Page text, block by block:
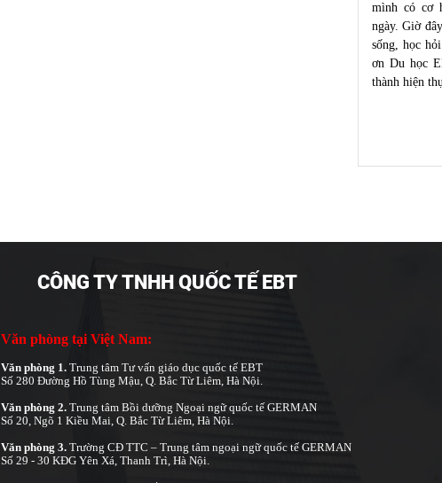
mình có cơ
ngày. Giờ
sống, học
ơn Du học
thành hiện
CÔNG TY TNHH QUỐC TẾ EBT
Văn phòng tại Việt Nam:
Văn phòng 1.Trung tâm Tư vấn giáo dục quốc tế EBT
Số 280 Đường Hồ Tùng Mậu, Q. Bắc Từ Liêm, Hà Nội.
Văn phòng 2.Trung tâm Bồi dưỡng Ngoại ngữ quốc tế GERMAN
Số 20, Ngõ 1 Kiều Mai, Q. Bắc Từ Liêm, Hà Nội.
Văn phòng 3.Trường CĐ TTC – Trung tâm ngoại ngữ quốc tế GERMAN
Số 29 - 30 KĐG Yên Xá, Thanh Trì, Hà Nội.